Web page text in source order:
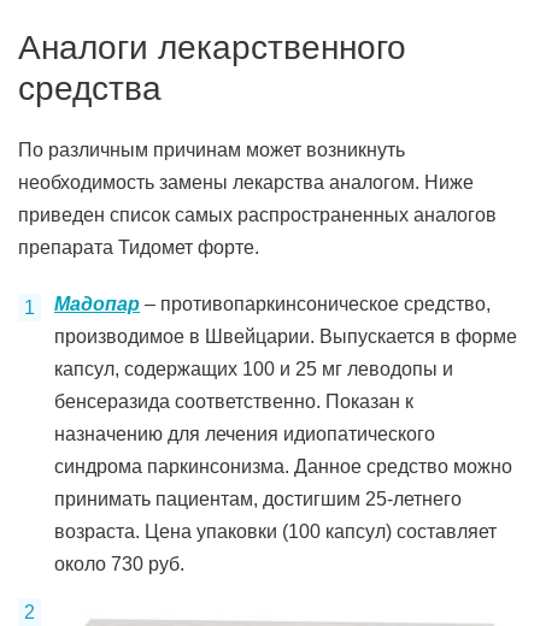
Аналоги лекарственного
средства
По различным причинам может возникнуть
необходимость замены лекарства аналогом. Ниже
приведен список самых распространенных аналогов
препарата Тидомет форте.
Мадопар – противопаркинсоническое средство,
производимое в Швейцарии. Выпускается в форме
капсул, содержащих 100 и 25 мг леводопы и
бенсеразида соответственно. Показан к
назначению для лечения идиопатического
синдрома паркинсонизма. Данное средство можно
принимать пациентам, достигшим 25-летнего
возраста. Цена упаковки (100 капсул) составляет
около 730 руб.